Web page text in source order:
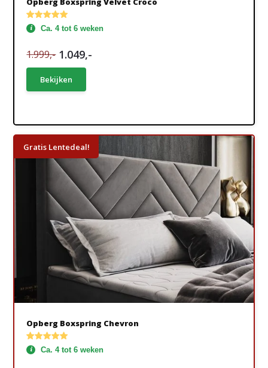
Ca. 4 tot 6 weken
1.999,- 1.049,-
Bekijken
Gratis Lentedeal!
Opberg Boxspring Chevron
Ca. 4 tot 6 weken